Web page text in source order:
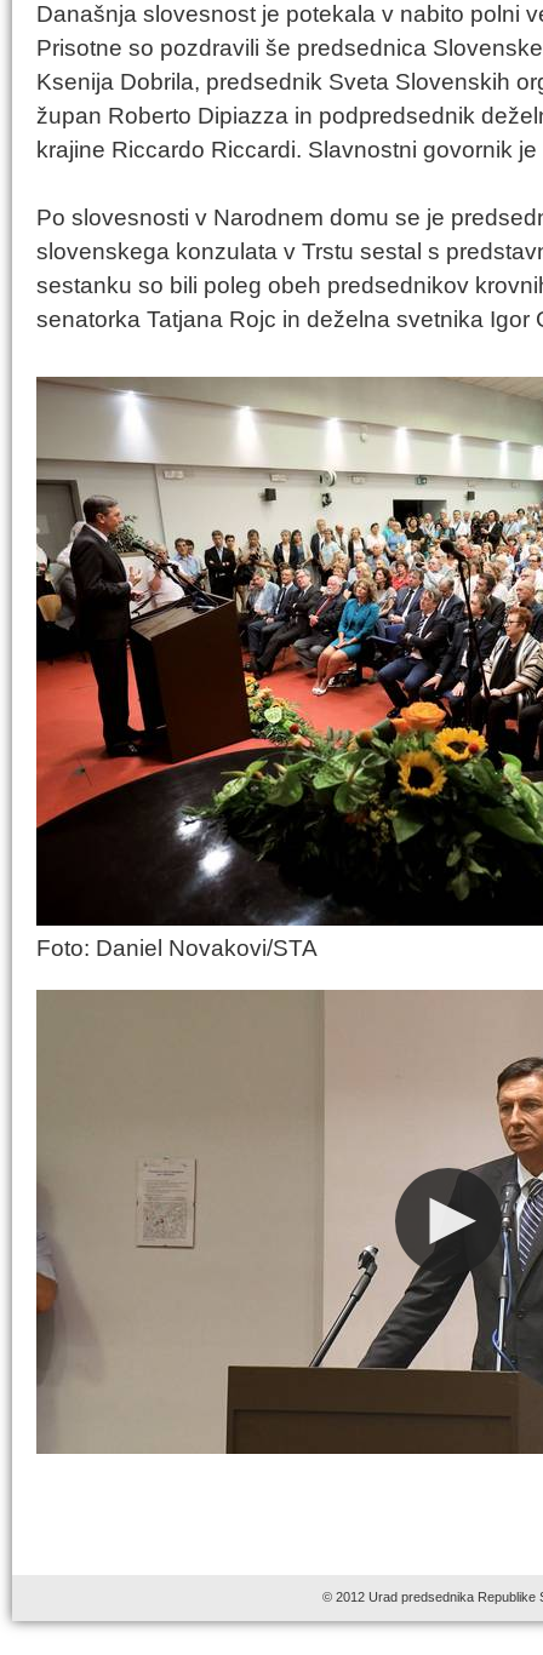
Današnja slovesnost je potekala v nabito polni
Prisotne so pozdravili še predsednica
Ksenija Dobrila, predsednik Sveta Slovenskih
župan Roberto Dipiazza in podpredsednik
krajine Riccardo Riccardi. Slavnostni govornik
Po slovesnosti v Narodnem domu se je
slovenskega konzulata v Trstu sestal s
sestanku so bili poleg obeh predsednikov
senatorka Tatjana Rojc in deželna svetnika Igor
Foto: Daniel Novakovi/STA
© 2012 Urad predsednika